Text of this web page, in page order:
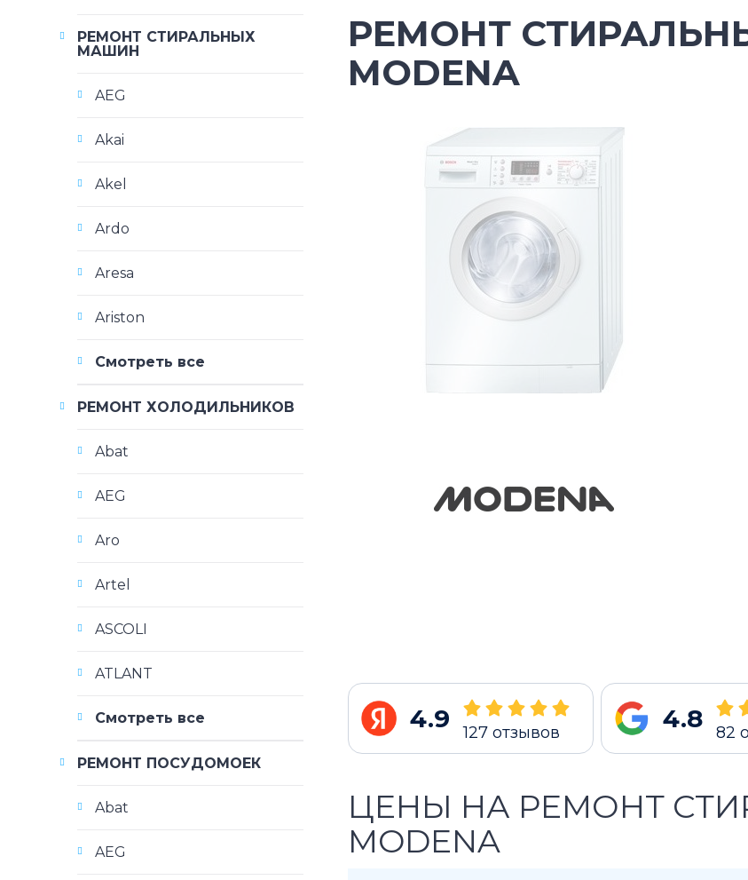
РЕМОНТ
MODENA
4.9 127 отзывов 4.8 82
ЦЕНЫ НА РЕМОНТ
MODENA
РЕМОНТ СТИРАЛЬНЫХ
МАШИН
AEG
Akai
Akel
Ardo
Aresa
Ariston
Смотреть все
РЕМОНТ ХОЛОДИЛЬНИКОВ
Abat
AEG
Aro
Artel
ASCOLI
ATLANT
Смотреть все
РЕМОНТ ПОСУДОМОЕК
Abat
AEG